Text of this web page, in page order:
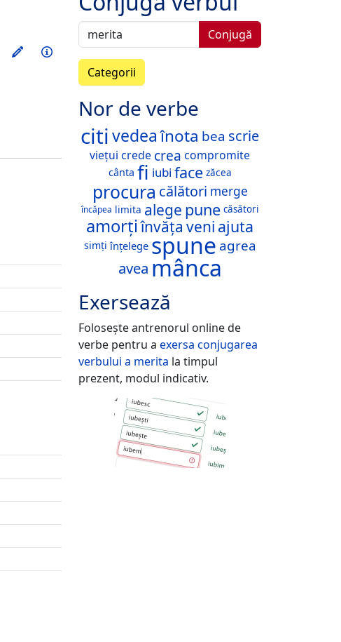
Exersează acest verb
Informații
Conjugă
Categorii
Nor de verbe
citivedeaînota bea scrie
viețui crede crea compromite
cânta fi iubi face zăcea
procura călători merge
încăpea limita alege pune căsători
amorțiînvăța veni ajuta
simți înțelege spune agrea
avea mânca
Exersează
Folosește antrenorul online de
verbe pentru a exersa conjugarea
verbului a merita la timpul
prezent, modul indicativ.